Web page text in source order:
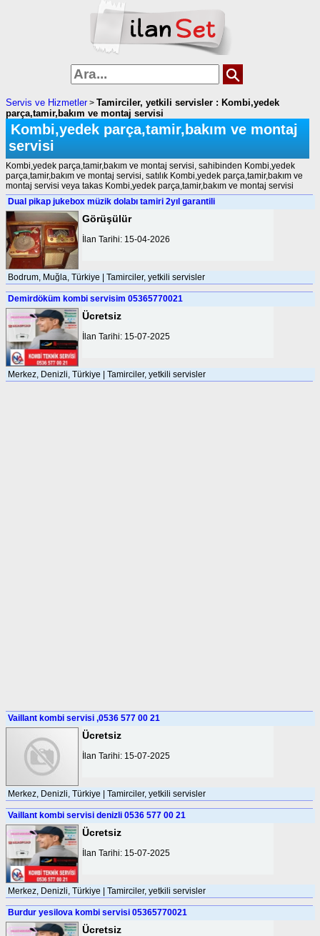
Servis ve Hizmetler> Tamirciler, yetkili servisler : Kombi,yedek
parça,tamir,bakım ve montaj servisi
Kombi,yedek parça,tamir,bakım ve montaj
servisi
Kombi,yedek parça,tamir,bakım ve montaj servisi, sahibinden Kombi,yedek
parça,tamir,bakım ve montaj servisi, satılık Kombi,yedek parça,tamir,bakım ve
montaj servisi veya takas Kombi,yedek parça,tamir,bakım ve montaj servisi
Dual pikap jukebox müzik dolabı tamiri 2yıl garantili
Görüşülür
İlan Tarihi: 15-04-2026
Bodrum, Muğla, Türkiye | Tamirciler, yetkili servisler
Demirdöküm kombi servisim 05365770021
Ücretsiz
İlan Tarihi: 15-07-2025
Merkez, Denizli, Türkiye | Tamirciler, yetkili servisler
Vaillant kombi servisi ,0536 577 00 21
Ücretsiz
İlan Tarihi: 15-07-2025
Merkez, Denizli, Türkiye | Tamirciler, yetkili servisler
Vaillant kombi servisi denizli 0536 577 00 21
Ücretsiz
İlan Tarihi: 15-07-2025
Merkez, Denizli, Türkiye | Tamirciler, yetkili servisler
Burdur yesilova kombi servisi 05365770021
Ücretsiz